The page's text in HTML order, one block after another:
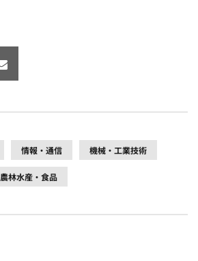
情報・通信 機械・工業技術
農林水産・食品